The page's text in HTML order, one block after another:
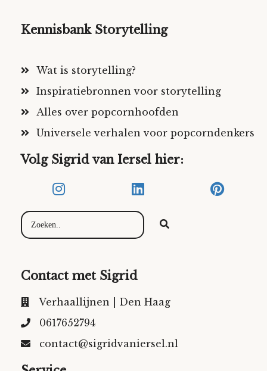
Kennisbank Storytelling
Wat is storytelling?
Inspiratiebronnen voor storytelling
Alles over popcornhoofden
Universele verhalen voor popcorndenkers
Volg Sigrid van Iersel hier:
Contact met Sigrid
Verhaallijnen | Den Haag
0617652794
contact@sigridvaniersel.nl